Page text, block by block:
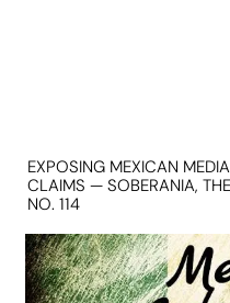
EXPOSING MEXICAN
CLAIMS — SOBERANIA,
NO. 114